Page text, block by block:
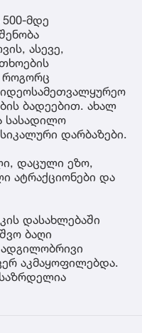
მდე
ასევე,
როგორც
ბადეებით. ახალ
სასადილო
დარბაზები.
დაცული ეზო,
ატრაქციონები და
დასახლებაში
ბაღი
აკმაყოფილებდა.